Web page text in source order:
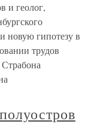
и геолог,
новую гипотезу в
трудов
Страбона